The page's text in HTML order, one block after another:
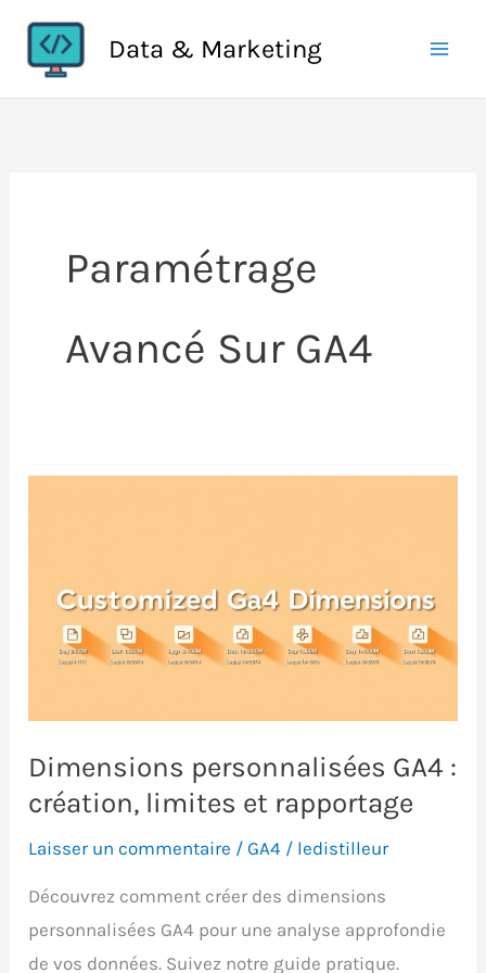
contenu
Data & Marketing
Paramétrage
Avancé Sur GA4
Dimensions personnalisées GA4 :
création, limites et rapportage
Laisser un commentaire /GA4 / ledistilleur
Découvrez comment créer des dimensions
personnalisées GA4 pour une analyse approfondie
de vos données. Suivez notre guide pratique.